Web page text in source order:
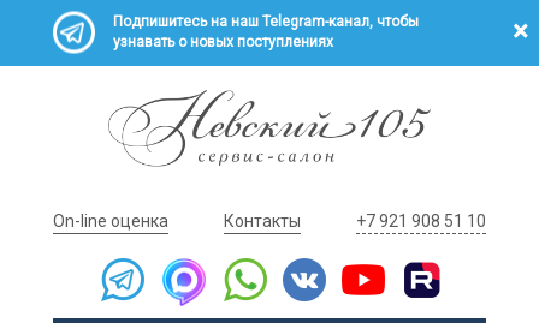
Подпишитесь на наш Telegram-канал, чтобы
узнавать о новых поступлениях
On-line оценка Контакты +7 921 908 51 10